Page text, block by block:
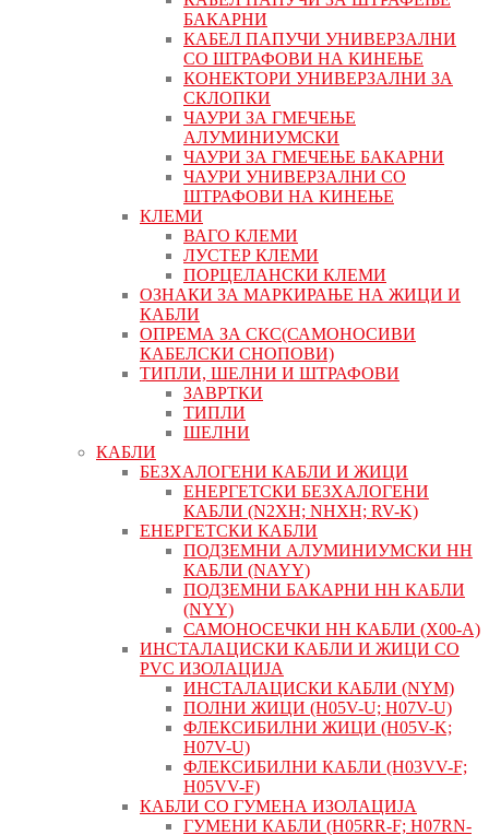
БАКАРНИ
КАБЕЛ ПАПУЧИ УНИВЕРЗАЛНИ
СО ШТРАФОВИ НА КИНЕЊЕ
КОНЕКТОРИ УНИВЕРЗАЛНИ ЗА
СКЛОПКИ
ЧАУРИ ЗА ГМЕЧЕЊЕ
АЛУМИНИУМСКИ
ЧАУРИ ЗА ГМЕЧЕЊЕ БАКАРНИ
ЧАУРИ УНИВЕРЗАЛНИ СО
ШТРАФОВИ НА КИНЕЊЕ
КЛЕМИ
ВАГО КЛЕМИ
ЛУСТЕР КЛЕМИ
ПОРЦЕЛАНСКИ КЛЕМИ
ОЗНАКИ ЗА МАРКИРАЊЕ НА ЖИЦИ И
КАБЛИ
ОПРЕМА ЗА СКС(САМОНОСИВИ
КАБЕЛСКИ СНОПОВИ)
ТИПЛИ, ШЕЛНИ И ШТРАФОВИ
ЗАВРТКИ
ТИПЛИ
ШЕЛНИ
КАБЛИ
БЕЗХАЛОГЕНИ КАБЛИ И ЖИЦИ
ЕНЕРГЕТСКИ БЕЗХАЛОГЕНИ
КАБЛИ (N2XH; NHXH; RV-K)
ЕНЕРГЕТСКИ КАБЛИ
ПОДЗЕМНИ АЛУМИНИУМСКИ НН
КАБЛИ (NAYY)
ПОДЗЕМНИ БАКАРНИ НН КАБЛИ
(NYY)
САМОНОСЕЧКИ НН КАБЛИ (X00-A)
ИНСТАЛАЦИСКИ КАБЛИ И ЖИЦИ СО
PVC ИЗОЛАЦИЈА
ИНСТАЛАЦИСКИ КАБЛИ (NYM)
ПОЛНИ ЖИЦИ (H05V-U; H07V-U)
ФЛЕКСИБИЛНИ ЖИЦИ (H05V-K;
H07V-U)
ФЛЕКСИБИЛНИ КАБЛИ (H03VV-F;
H05VV-F)
КАБЛИ СО ГУМЕНА ИЗОЛАЦИЈА
ГУМЕНИ КАБЛИ (H05RR-F; H07RN-